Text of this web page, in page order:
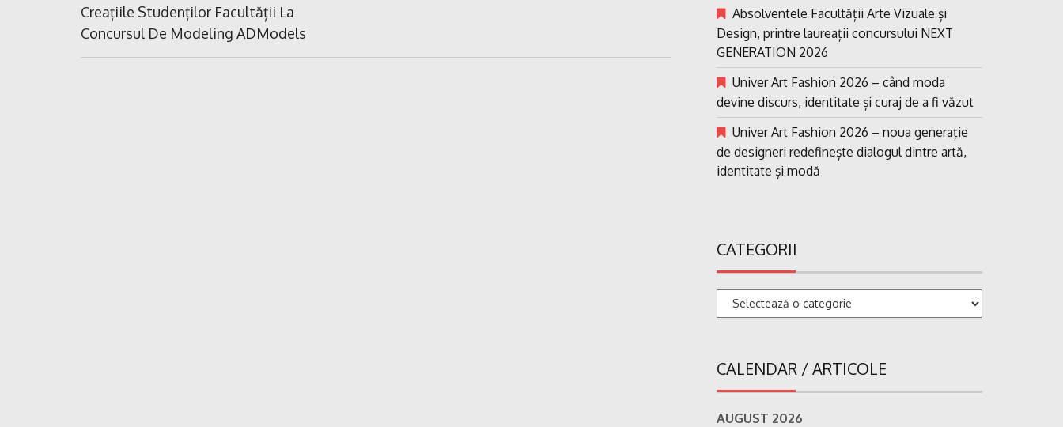
în
articole
Previous
Post:
Creațiile Studenților Facultății La
Concursul De Modeling ADModels
Absolventele Facultății Arte Vizuale și
Design, printre laureații concursului NEXT
GENERATION 2026
Univer Art Fashion 2026 – când moda
devine discurs, identitate și curaj de a fi văzut
Univer Art Fashion 2026 – noua generație
de designeri redefinește dialogul dintre artă,
identitate și modă
CATEGORII
Categorii
CALENDAR / ARTICOLE
AUGUST 2026